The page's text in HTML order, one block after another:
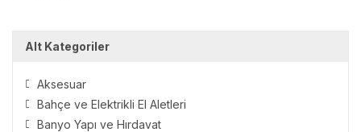
Alt Kategoriler
Aksesuar
Bahçe ve Elektrikli El Aletleri
Banyo Yapı ve Hırdavat